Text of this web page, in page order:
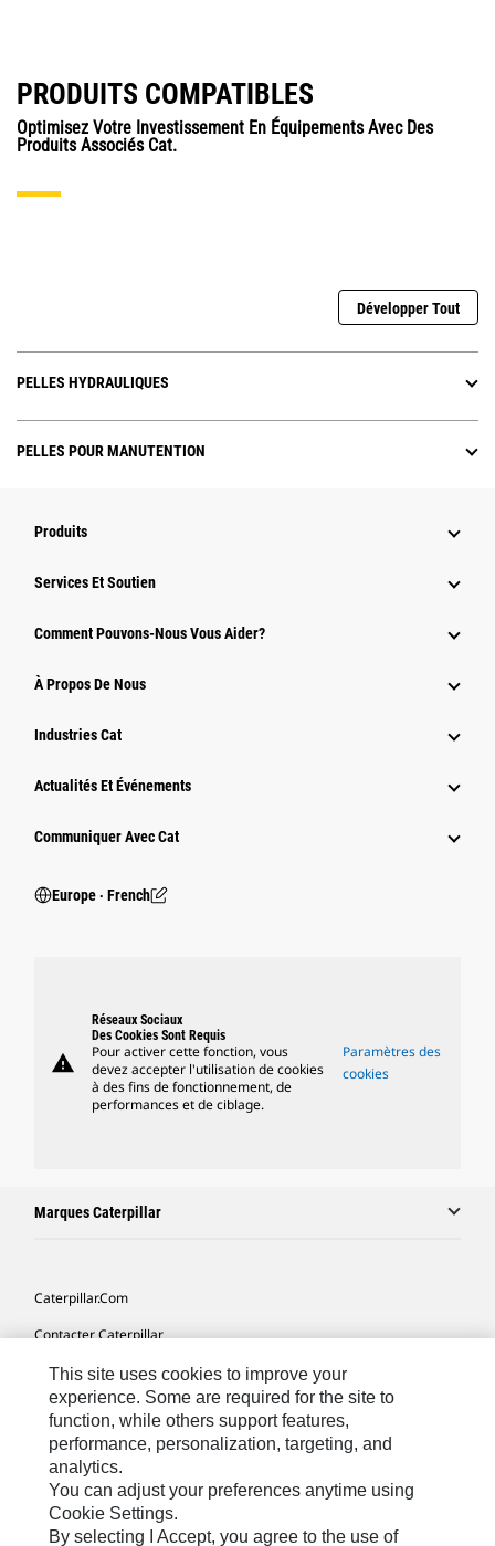
PRODUITS COMPATIBLES
Optimisez Votre Investissement En Équipements Avec Des
Produits Associés Cat.
Développer Tout
PELLES HYDRAULIQUES
PELLES POUR MANUTENTION
Produits
Services Et Soutien
Comment Pouvons-Nous Vous Aider?
À Propos De Nous
Industries Cat
Actualités Et Événements
Communiquer Avec Cat
Europe ‧ French
warning
Réseaux Sociaux
Des Cookies Sont Requis
Pour activer cette fonction, vous
devez accepter l'utilisation de cookies
à des fins de fonctionnement, de
performances et de ciblage.
Paramètres des
cookies
Marques Caterpillar
Caterpillar.com
Contacter Caterpillar
Mes Préférences Marketing
Plan Du Site
Cookie Settings
Légales
Confidentialité
This site uses cookies to improve your
experience. Some are required for the site to
function, while others support features,
performance, personalization, targeting, and
analytics.
You can adjust your preferences anytime using
Cookie Settings.
By selecting I Accept, you agree to the use of